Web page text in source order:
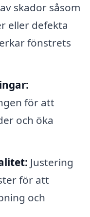
skador såsom
eller defekta
fönstrets
för att
och öka
Justering
för att
och